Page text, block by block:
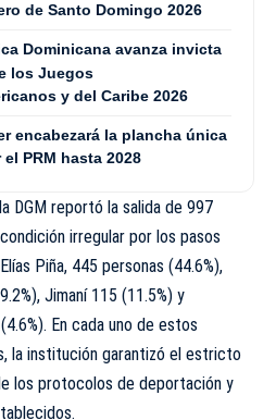
de Santo Domingo 2026
Dominicana avanza invicta
los Juegos
y del Caribe 2026
encabezará la plancha única
PRM hasta 2028
DGM reportó la salida de 997
irregular por los pasos
Piña, 445 personas (44.6%),
Jimaní 115 (11.5%) y
En cada uno de estos
la institución garantizó el estricto
los protocolos de deportación y